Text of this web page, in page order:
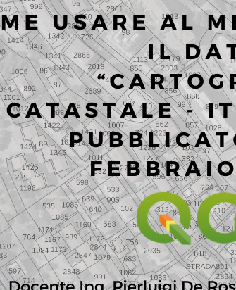
Social Links
Facebook YouTube